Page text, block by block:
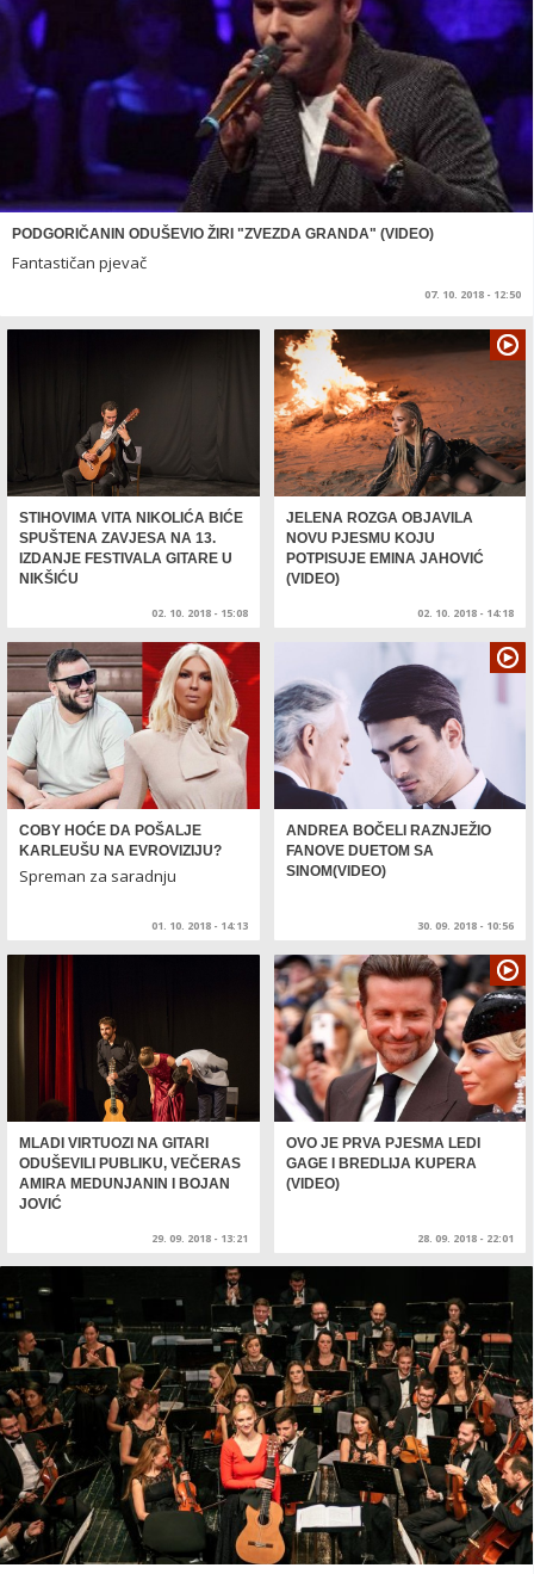
PODGORIČANIN ODUŠEVIO ŽIRI "ZVEZDA GRANDA" (VIDEO)
Fantastičan pjevač
07. 10. 2018 - 12:50
STIHOVIMA VITA NIKOLIĆA BIĆE
SPUŠTENA ZAVJESA NA 13.
IZDANJE FESTIVALA GITARE U
NIKŠIĆU
02. 10. 2018 - 15:08
JELENA ROZGA OBJAVILA
NOVU PJESMU KOJU
POTPISUJE EMINA JAHOVIĆ
(VIDEO)
02. 10. 2018 - 14:18
COBY HOĆE DA POŠALJE
KARLEUŠU NA EVROVIZIJU?
Spreman za saradnju
01. 10. 2018 - 14:13
ANDREA BOČELI RAZNJEŽIO
FANOVE DUETOM SA
SINOM(VIDEO)
30. 09. 2018 - 10:56
MLADI VIRTUOZI NA GITARI
ODUŠEVILI PUBLIKU, VEČERAS
AMIRA MEDUNJANIN I BOJAN
JOVIĆ
29. 09. 2018 - 13:21
OVO JE PRVA PJESMA LEDI
GAGE I BREDLIJA KUPERA
(VIDEO)
28. 09. 2018 - 22:01